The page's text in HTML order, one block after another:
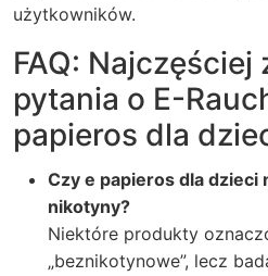
użytkowników.
FAQ: Najczęściej
pytania o E-
papieros dla
Czy e papieros dla dzieci
nikotyny?
Niektóre produkty
„beznikotynowe”, lecz